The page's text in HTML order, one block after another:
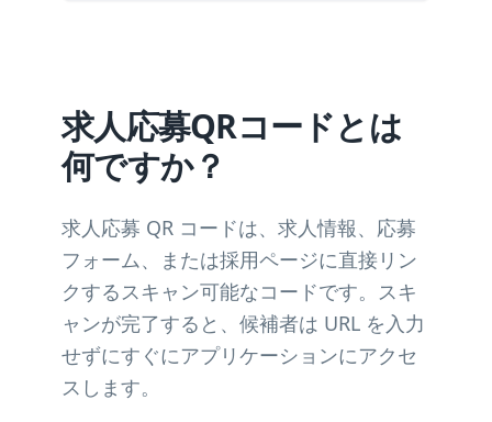
求人応募QRコードとは
何ですか？
求人応募 QR コードは、求人情報、応募
フォーム、または採用ページに直接リン
クするスキャン可能なコードです。スキ
ャンが完了すると、候補者は URL を入力
せずにすぐにアプリケーションにアクセ
スします。